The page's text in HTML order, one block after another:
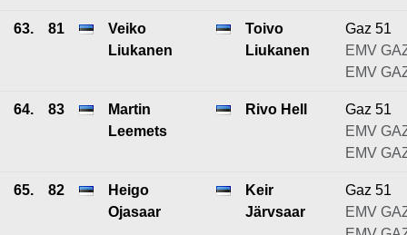
63. 81
Veiko
Liukanen
Toivo
Liukanen
Gaz 51
EMV
EMV
64. 83
Martin
Leemets
Rivo Hell
Gaz 51
EMV
EMV
65. 82
Heigo
Ojasaar
Keir
Järvsaar
Gaz 51
EMV